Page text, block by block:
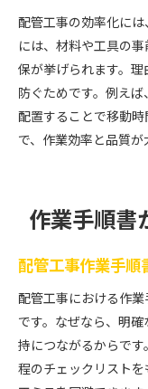
配管工事
配管工事
配管工事の種
配管工事
配管工事
配管工事
配管工事
配管工事の効率化に
には、材料や工具の
保が挙げられます。
防ぐためです。例え
配置することで移動
で、作業効率と品質が
作業手順書
配管工事作業手順
配管工事における作
です。なぜなら、明
持につながるからで
程のチェックリスト